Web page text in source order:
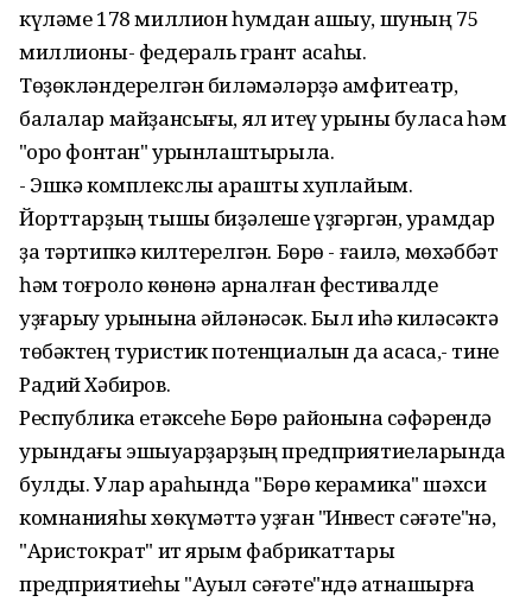
күләме 178 миллион һумдан ашыу, шуның 75
миллионы- федераль грант аҡсаһы.
Төҙөкләндерелгән биләмәләрҙә амфитеатр,
балалар майҙансығы, ял итеү урыны буласаҡ һәм
"ҡоро фонтан" урынлаштырыла.
- Эшкә комплекслы ҡарашты хуплайым.
Йорттарҙың тышҡы биҙәлеше үҙгәргән, урамдар
ҙа тәртипкә килтерелгән. Бөрө - ғаилә, мөхәббәт
һәм тоғролоҡ көнөнә арналған фестивалде
уҙғарыу урынына әйләнәсәк. Был иһә киләсәктә
төбәктең туристик потенциалын да асасаҡ,- тине
Радий Хәбиров.
Республика етәксеһе Бөрө районына сәфәрендә
урындағы эшҡыуарҙарҙың предприятиеларында
булды. Улар араһында "Бөрө керамика" шәхси
комнанияһы хөкүмәттә уҙған "Инвест сәғәте"нә,
"Аристократ" ит ярым фабрикаттары
предприятиеһы "Ауыл сәғәте"ндә ҡатнашырға